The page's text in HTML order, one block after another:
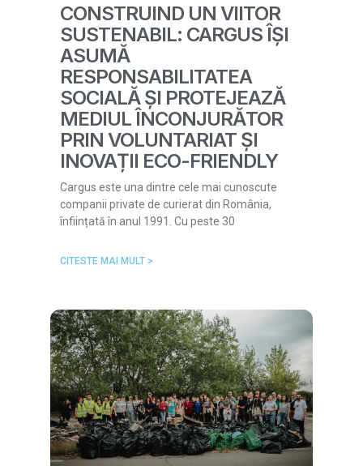
CONSTRUIND UN VIITOR
SUSTENABIL: CARGUS ÎȘI
ASUMĂ
RESPONSABILITATEA
SOCIALĂ ȘI PROTEJEAZĂ
MEDIUL ÎNCONJURĂTOR
PRIN VOLUNTARIAT ȘI
INOVAȚII ECO-FRIENDLY
Cargus este una dintre cele mai cunoscute
companii private de curierat din România,
înființată în anul 1991. Cu peste 30
CITESTE MAI MULT >